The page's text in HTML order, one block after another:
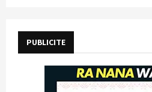
PUBLICITE